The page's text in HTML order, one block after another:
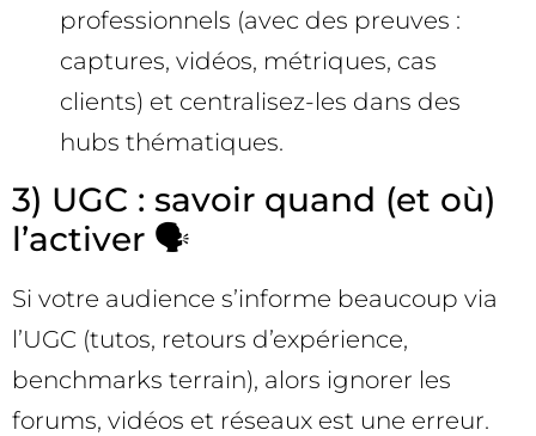
professionnels (avec des preuves :
captures, vidéos, métriques, cas
clients) et centralisez-les dans des
hubs thématiques.
3) UGC : savoir quand (et où)
l’activer 🗣️
Si votre audience s’informe beaucoup via
l’UGC (tutos, retours d’expérience,
benchmarks terrain), alors ignorer les
forums, vidéos et réseaux est une erreur.